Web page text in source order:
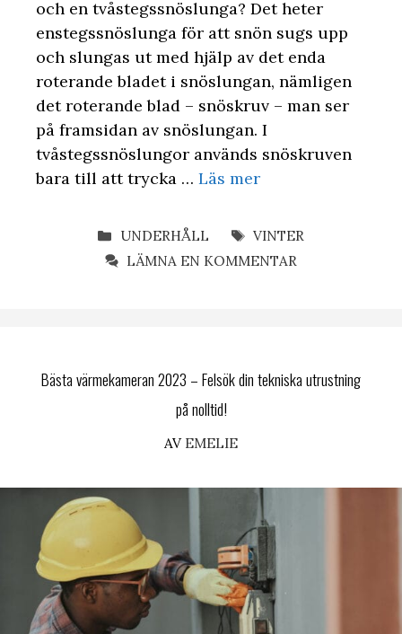
och en tvåstegssnöslunga? Det heter
enstegssnöslunga för att snön sugs upp
och slungas ut med hjälp av det enda
roterande bladet i snöslungan, nämligen
det roterande blad – snöskruv – man ser
på framsidan av snöslungan. I
tvåstegssnöslungor används snöskruven
bara till att trycka … Läs mer
KATEGORIER
UNDERHÅLL ETIKETTER
VINTER
LÄMNA EN KOMMENTAR
Bästa värmekameran 2023 – Felsök din tekniska utrustning
på nolltid!
AV EMELIE